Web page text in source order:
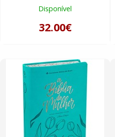
Disponível
32.00€